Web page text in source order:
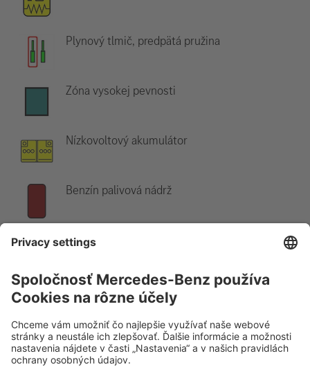
Plynový tlmič, predpätá pružina
Zóna vysokej pevnosti
Nízkovoltový akumulátor
Benzín palivová nádrž
Upozornenie:Ďalšie informácie nájdete v našej